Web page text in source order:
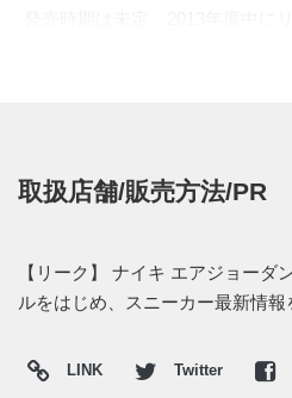
取扱店舗/販売方法/PR
【リーク】 ナイキ エアジョーダ
ルをはじめ、スニーカー最新情報
LINK Twitter